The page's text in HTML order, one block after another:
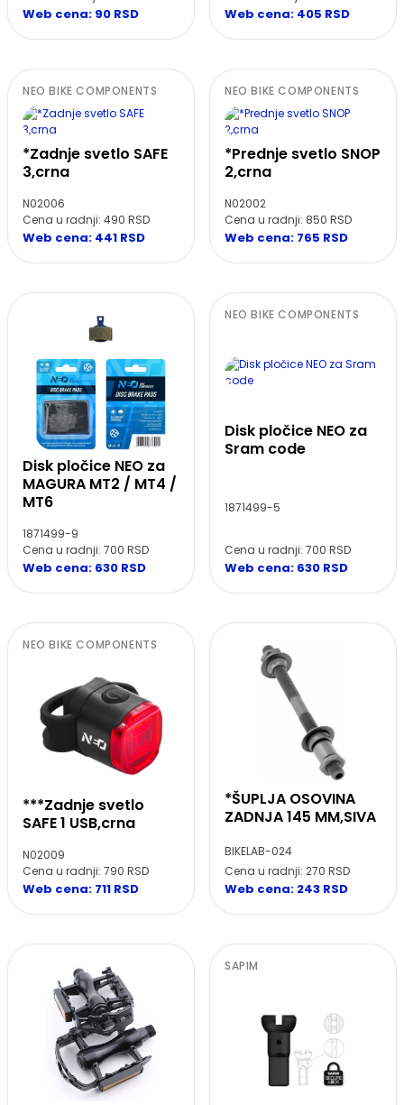
Web cena: 90 RSD Web cena: 405 RSD
NEO BIKE COMPONENTS
*Zadnje svetlo SAFE
3,crna
N02006
Cena u radnji: 490 RSD
Web cena: 441 RSD
NEO BIKE COMPONENTS
*Prednje svetlo SNOP
2,crna
N02002
Cena u radnji: 850 RSD
Web cena: 765 RSD
Disk pločice NEO za
MAGURA MT2 / MT4 /
MT6
1871499-9
Cena u radnji: 700 RSD
Web cena: 630 RSD
NEO BIKE COMPONENTS
Disk pločice NEO za
Sram code
1871499-5
Cena u radnji: 700 RSD
Web cena: 630 RSD
NEO BIKE COMPONENTS
***Zadnje svetlo
SAFE 1 USB,crna
N02009
Cena u radnji: 790 RSD
Web cena: 711 RSD
*ŠUPLJA OSOVINA
ZADNJA 145 MM,SIVA
BIKELAB-024
Cena u radnji: 270 RSD
Web cena: 243 RSD
SAPIM